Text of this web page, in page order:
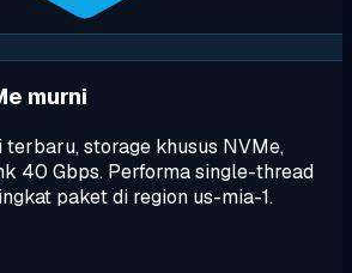
murni
terbaru, storage khusus NVMe,
40 Gbps. Performa single-thread
paket di region us-mia-1.